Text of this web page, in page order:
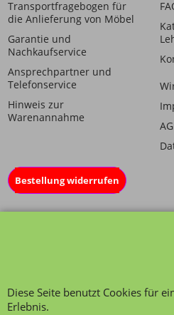
Transportfragebogen für
die Anlieferung von Möbel
Garantie und
Nachkaufservice
Ansprechpartner und
Telefonservice
Hinweis zur
Warenannahme
Bestellung widerrufen
Diese Seite benutzt Cookies für
Erlebnis.